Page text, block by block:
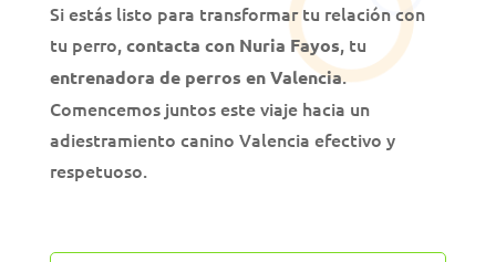
Si estás listo para transformar tu relación con
tu perro,contacta con Nuria Fayos, tu
entrenadora de perros en Valencia.
Comencemos juntos este viaje hacia un
adiestramiento canino Valencia efectivo y
respetuoso.